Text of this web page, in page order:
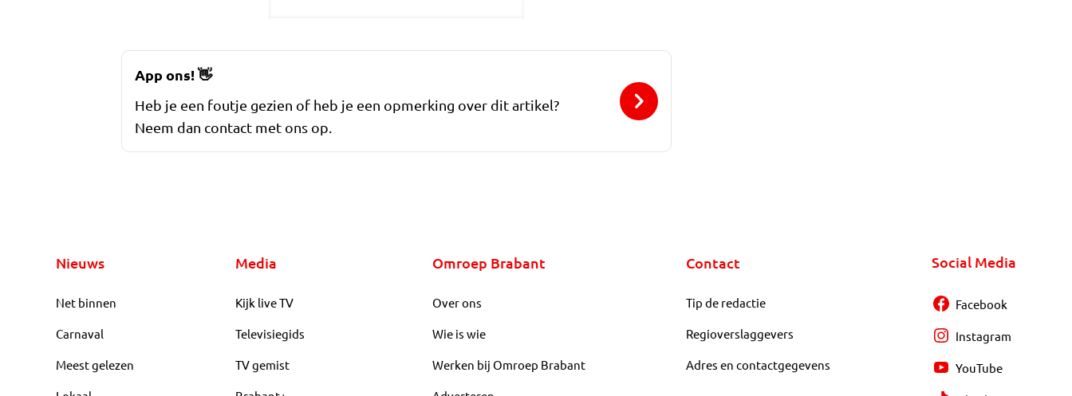
App ons!👋
Heb je een foutje gezien of heb je een opmerking over dit artikel?
Neem dan contact met ons op.
Nieuws
Net binnen
Carnaval
Meest gelezen
Media
Kijk live TV
Televisiegids
TV gemist
Omroep Brabant
Over ons
Wie is wie
Werken bij Omroep Brabant
Contact
Tip de redactie
Regioverslaggevers
Adres en contactgegevens
Social Media
Facebook
Instagram
YouTube